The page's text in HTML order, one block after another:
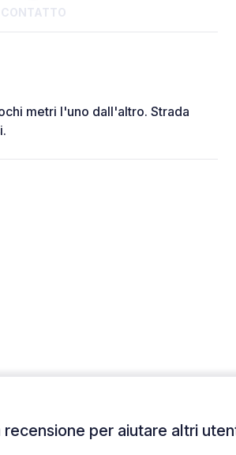
CONTATTO
metri l'uno dall'altro. Strada
per aiutare altri